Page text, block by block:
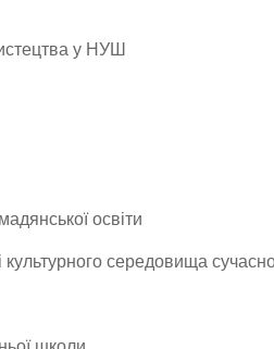
у НУШ
освіти
середовища